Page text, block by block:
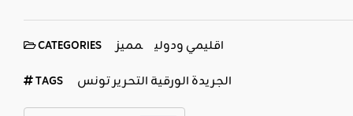
CATEGORIES اقليمي ودولي مميز
TAGS الجريدة الورقية التحرير تونس